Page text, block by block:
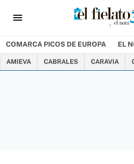
menu
COMARCA PICOS DE EUROPA EL
AMIEVA CABRALES CARAVIA